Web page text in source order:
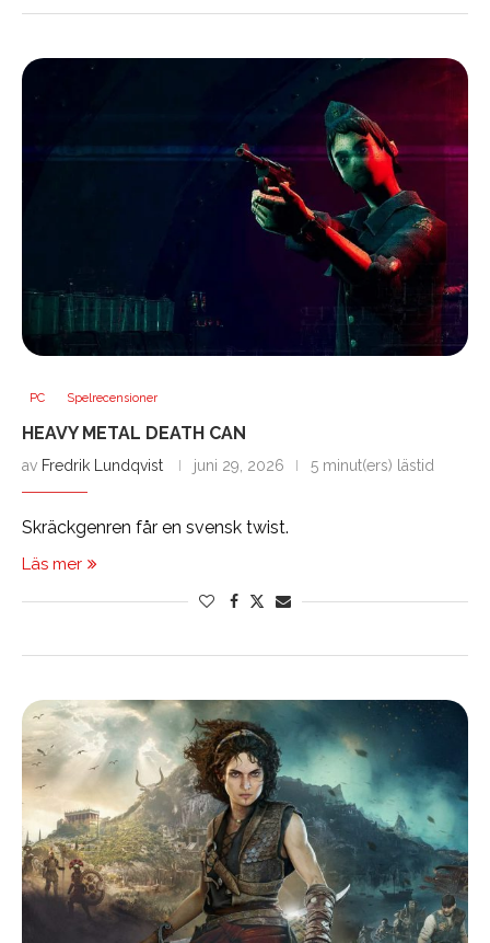
PC Spelrecensioner
HEAVY METAL DEATH CAN
av Fredrik Lundqvist juni 29, 2026 5 minut(ers) lästid
Skräckgenren får en svensk twist.
Läs mer